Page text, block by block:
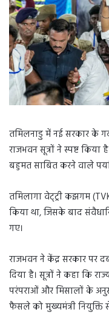
तमिलनाडु में नई सरकार के
राजभवन सूत्रों ने स्पष्ट किया
बहुमत साबित करने वाले
तमिलागा वेट्ट्री कझगम
किया था, जिसके बाद
गए।
राजभवन ने केंद्र सरकार पर
दिया है। सूत्रों ने कहा कि
परंपराओं और मिसालों के
फैसले को मुख्यमंत्री नियुक्ति